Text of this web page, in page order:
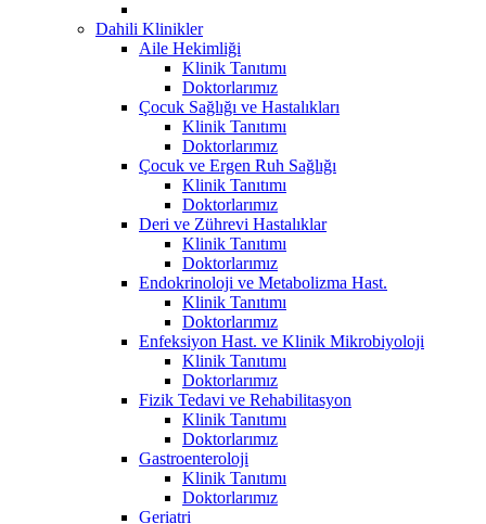
Dahili Klinikler
Aile Hekimliği
Klinik Tanıtımı
Doktorlarımız
Çocuk Sağlığı ve Hastalıkları
Klinik Tanıtımı
Doktorlarımız
Çocuk ve Ergen Ruh Sağlığı
Klinik Tanıtımı
Doktorlarımız
Deri ve Zührevi Hastalıklar
Klinik Tanıtımı
Doktorlarımız
Endokrinoloji ve Metabolizma Hast.
Klinik Tanıtımı
Doktorlarımız
Enfeksiyon Hast. ve Klinik Mikrobiyoloji
Klinik Tanıtımı
Doktorlarımız
Fizik Tedavi ve Rehabilitasyon
Klinik Tanıtımı
Doktorlarımız
Gastroenteroloji
Klinik Tanıtımı
Doktorlarımız
Geriatri